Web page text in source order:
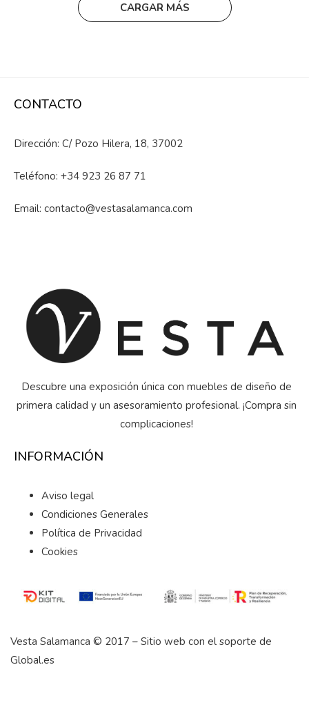
CARGAR MÁS
CONTACTO
Dirección: C/ Pozo Hilera, 18, 37002
Teléfono: +34 923 26 87 71
Email: contacto@vestasalamanca.com
Descubre una exposición única con muebles de diseño de
primera calidad y un asesoramiento profesional. ¡Compra sin
complicaciones!
INFORMACIÓN
Aviso legal
Condiciones Generales
Política de Privacidad
Cookies
Vesta Salamanca © 2017 – Sitio web con el soporte de
Global.es